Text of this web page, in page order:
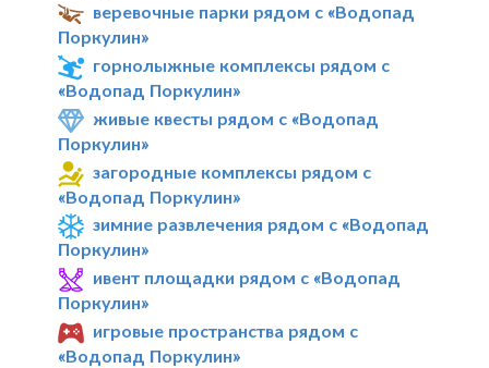
веревочные парки рядом с «Водопад
Поркулин»
горнолыжные комплексы рядом с
«Водопад Поркулин»
живые квесты рядом с «Водопад
Поркулин»
загородные комплексы рядом с
«Водопад Поркулин»
зимние развлечения рядом с «Водопад
Поркулин»
ивент площадки рядом с «Водопад
Поркулин»
игровые пространства рядом с
«Водопад Поркулин»